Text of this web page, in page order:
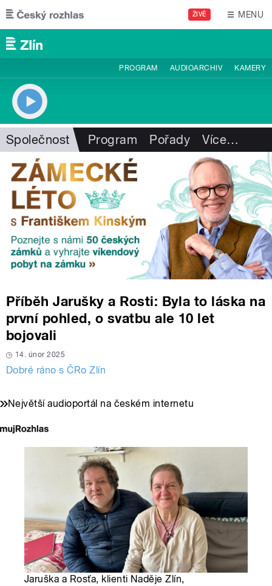
Přejít k hlavnímu obsahu
ŽIVĚ MENU
PROGRAM AUDIOARCHIV KAMERY
Společnost Program Pořady Více…
Příběh Jarušky a Rosti: Byla to láska na
první pohled, o svatbu ale 10 let
bojovali
14. únor 2025
Dobré ráno s ČRo Zlín
Největší audioportál na českém internetu
Jaruška a Rosťa, klienti Naděje Zlín,